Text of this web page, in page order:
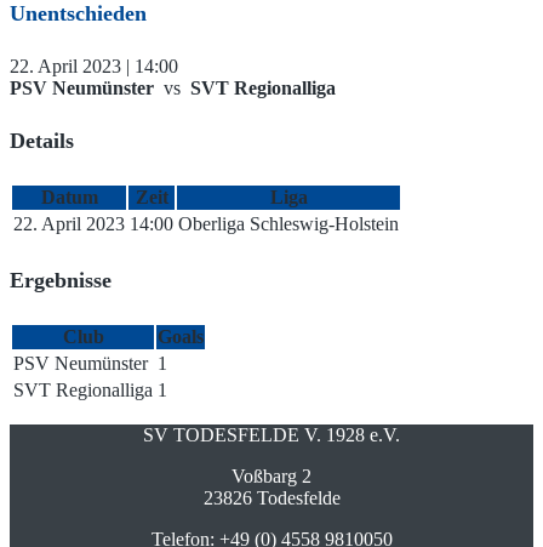
Unentschieden
22. April 2023 | 14:00
PSV Neumünster vs SVT Regionalliga
Details
Datum Zeit
Liga
22. April 2023 14:00 Oberliga Schleswig-Holstein
Ergebnisse
Club
Goals
PSV Neumünster 1
SVT Regionalliga 1
SV TODESFELDE V. 1928 e.V.
Voßbarg 2
23826 Todesfelde
Telefon: +49 (0) 4558 9810050